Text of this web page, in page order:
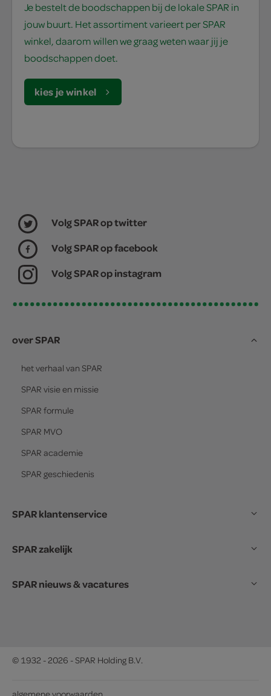
Je bestelt de boodschappen bij de lokale SPAR in
jouw buurt. Het assortiment varieert per SPAR
winkel, daarom willen we graag weten waar jij je
boodschappen doet.
kies je winkel
Volg SPAR op twitter
Volg SPAR op facebook
Volg SPAR op instagram
over SPAR
het verhaal van SPAR
SPAR visie en missie
SPAR formule
SPAR MVO
SPAR academie
SPAR geschiedenis
SPAR klantenservice
SPAR zakelijk
SPAR nieuws & vacatures
© 1932 - 2026 - SPAR Holding B.V.